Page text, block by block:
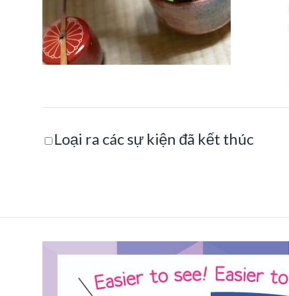
Loại ra các sự kiện đã kết thúc